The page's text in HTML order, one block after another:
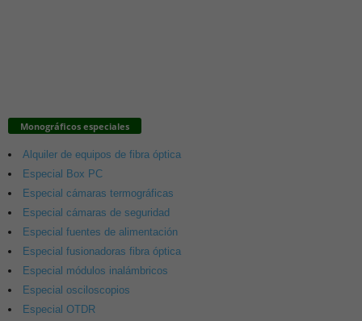
Monográficos especiales
Alquiler de equipos de fibra óptica
Especial Box PC
Especial cámaras termográficas
Especial cámaras de seguridad
Especial fuentes de alimentación
Especial fusionadoras fibra óptica
Especial módulos inalámbricos
Especial osciloscopios
Especial OTDR